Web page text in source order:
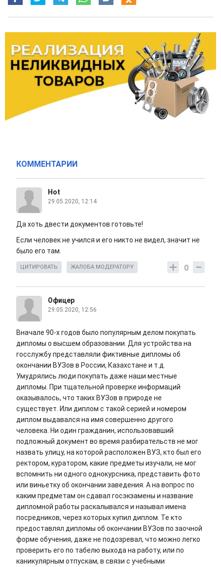
КОММЕНТАРИИ
Hot
29.05.2020, 12:14
Да хоть двести документов готовьте!
Если человек не учился и его никто не видел, значит не
было его там.
0
ЦИТИРОВАТЬ ЖАЛОБА МОДЕРАТОРУ
Офицер
29.05.2020, 12:56
Вначале 90-х годов было популярным делом покупать
дипломы о высшем образовании. Для устройства на
госслужбу представляли фиктивные дипломы об
окончании ВУЗов в России, Казахстане и т.д.
Умудрялись люди покупать даже наши местные
дипломы. При тщательной проверке информаций
оказывалось, что таких ВУЗов в природе не
существует. Или диплом с такой серией и номером
диплом выдавался на имя совершенно другого
человека. Ни один гражданин, использовавший
подложный документ во время разбирательств не мог
назвать улицу, на которой расположен ВУЗ, кто был его
ректором, куратором, какие предметы изучали, не мог
вспомнить ни одного однокурсника, представить фото
или виньетку об окончании заведения. А на вопрос по
каким предметам он сдавал госэкзамены и название
дипломной работы раскалывался и называл имена
посредников, через которых купил диплом. Те кто
предоставлял дипломы об окончании ВУЗов по заочной
форме обучения, даже не подозревал, что можно легко
проверить его по табелю выхода на работу, или по
каникулярным отпускам, в связи с учебными